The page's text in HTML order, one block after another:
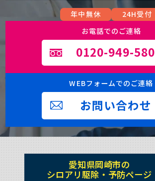
年中無休
24H受付
お電話でのご連絡
0120-949-580
WEBフォームでのご連絡
お問い合わせ
愛知県岡崎市の
シロアリ駆除・予防ページ